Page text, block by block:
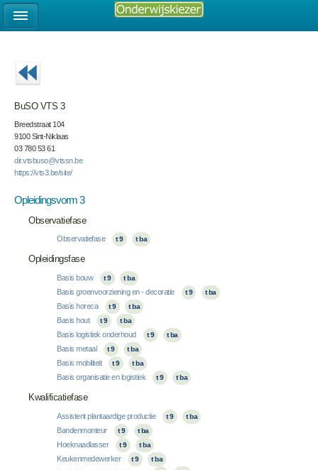
BuSO VTS 3
Breedstraat 104
9100 Sint-Niklaas
03 780 53 61
dir.vtsbuso@vtssn.be
https://vts3.be/site/
Opleidingsvorm 3
Observatiefase
Observatiefase t 9 t ba
Opleidingsfase
Basis bouw t 9 t ba
Basis groenvoorziening en - decoratie t 9 t ba
Basis horeca t 9 t ba
Basis hout t 9 t ba
Basis logistiek onderhoud t 9 t ba
Basis metaal t 9 t ba
Basis mobiliteit t 9 t ba
Basis organisatie en logistiek t 9 t ba
Kwalificatiefase
Assistent plantaardige productie t 9 t ba
Bandenmonteur t 9 t ba
Hoeknaadlasser t 9 t ba
Keukenmedewerker t 9 t ba